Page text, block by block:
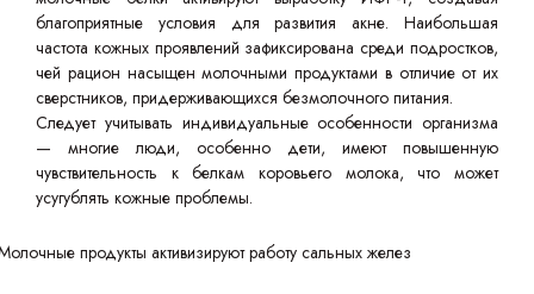
благоприятные условия для развития акне. Наибольшая
частота кожных проявлений зафиксирована среди подростков,
чей рацион насыщен молочными продуктами в отличие от их
сверстников, придерживающихся безмолочного питания.
Следует учитывать индивидуальные особенности организма
— многие люди, особенно дети, имеют повышенную
чувствительность к белкам коровьего молока, что может
усугублять кожные проблемы.